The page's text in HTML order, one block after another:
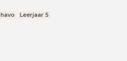
havo Leerjaar 5